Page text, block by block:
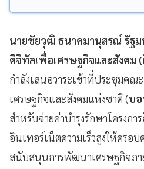
นายชัยวุฒิ ธนาคมานุสรณ์ รัฐม
ดิจิทัลเพื่อเศรษฐกิจและสังคม (
กำลังเสนอวาระเข้าที่ประชุมคณ
เศรษฐกิจและสังคมแห่งชาติ (บ
สำหรับจ่ายค่าบำรุงรักษาโครงการ
อินเทอร์เน็ตความเร็วสูงให้ครอ
สนับสนุนการพัฒนาเศรษฐกิจภา